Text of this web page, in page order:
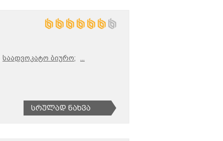
საადვოკატო ბიურო;
Სრულად Ნახვა